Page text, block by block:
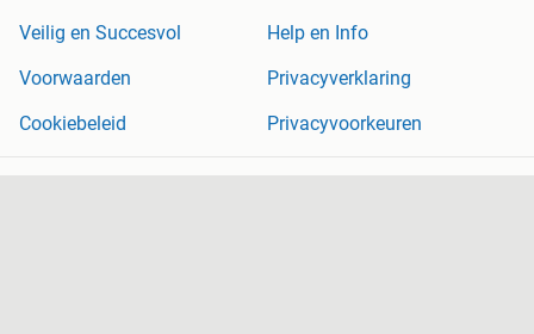
Veilig en Succesvol
Help en Info
Voorwaarden
Privacyverklaring
Cookiebeleid
Privacyvoorkeuren